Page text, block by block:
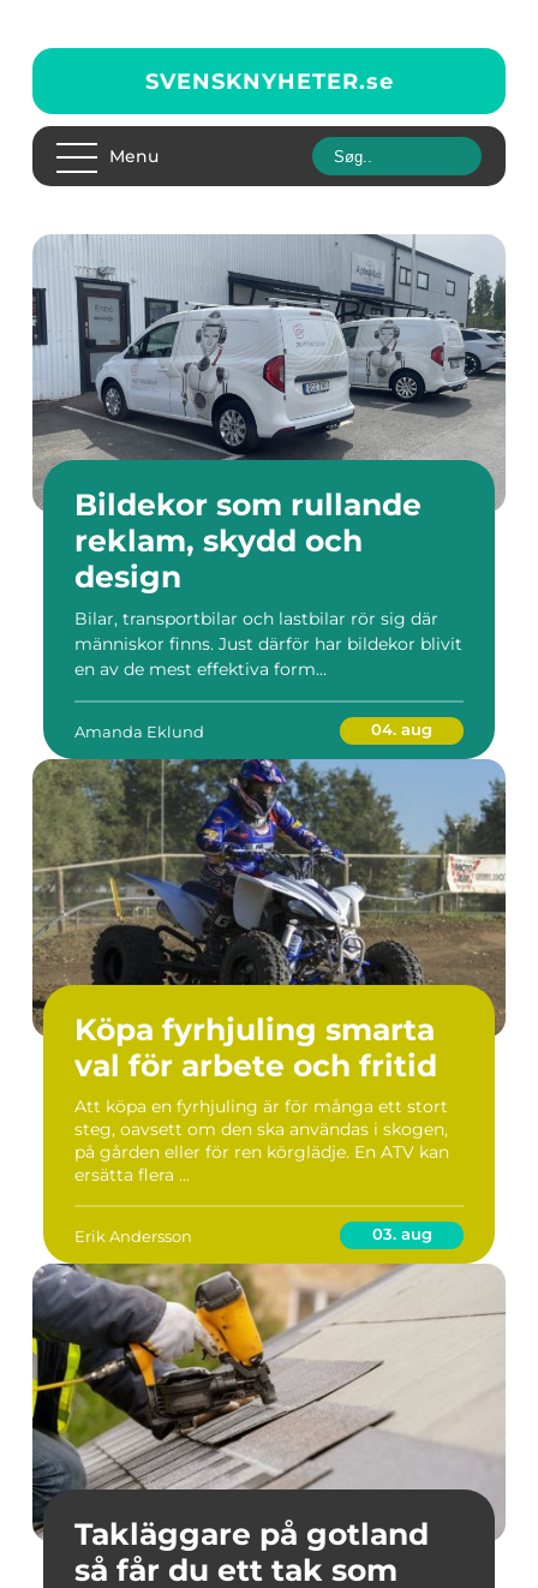
SVENSKNYHETER.se
Menu
Bildekor som rullande
reklam, skydd och
design
Bilar, transportbilar och lastbilar rör sig där
människor finns. Just därför har bildekor blivit
en av de mest effektiva form...
Amanda Eklund 04. aug
Köpa fyrhjuling smarta
val för arbete och fritid
Att köpa en fyrhjuling är för många ett stort
steg, oavsett om den ska användas i skogen,
på gården eller för ren körglädje. En ATV kan
ersätta flera ...
Erik Andersson 03. aug
Takläggare på gotland
så får du ett tak som